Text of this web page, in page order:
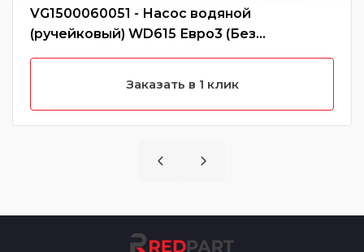
VG1500060051 - Насос водяной
(ручейковый) WD615 Евро3 (Без
характеристики)
Заказать в 1 клик